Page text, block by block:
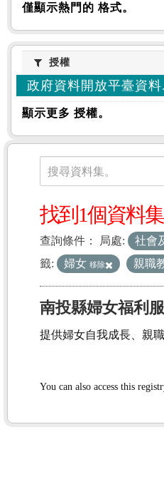
僅顯示熱門的 格式。
授權授權
政府資料開放平臺資
顯示更多 授權。
資料集
搜尋資料集。
找到1個資料集
查詢條件： 局處: 社會
籤:
婦女 移除 親職
南投縣婦女福利
提供婦女自我成長、親
You can also access this